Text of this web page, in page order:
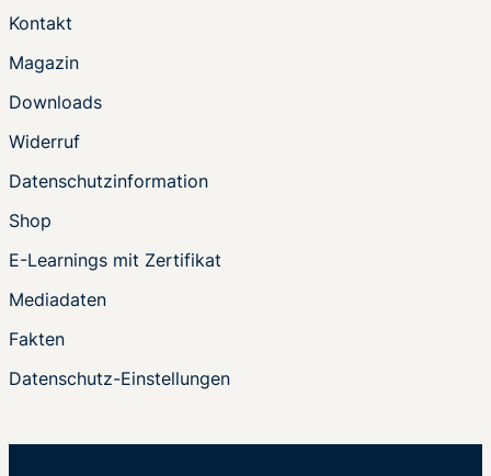
Kontakt
Magazin
Downloads
Widerruf
Datenschutzinformation
Shop
E-Learnings mit Zertifikat
Mediadaten
Fakten
Datenschutz-Einstellungen